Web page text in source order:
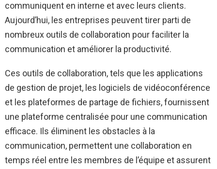
communiquent en interne et avec leurs clients.
Aujourd’hui, les entreprises peuvent tirer parti de
nombreux outils de collaboration pour faciliter la
communication et améliorer la productivité.
Ces outils de collaboration, tels que les applications
de gestion de projet, les logiciels de vidéoconférence
et les plateformes de partage de fichiers, fournissent
une plateforme centralisée pour une communication
efficace. Ils éliminent les obstacles à la
communication, permettent une collaboration en
temps réel entre les membres de l’équipe et assurent